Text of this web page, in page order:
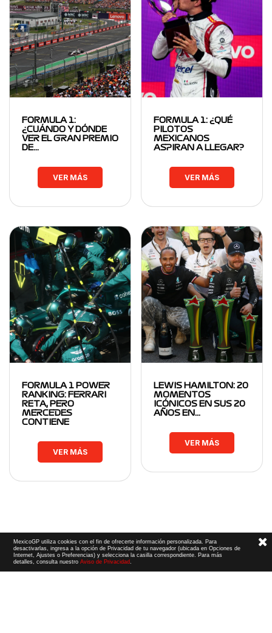
FORMULA 1:
¿CUÁNDO Y DÓNDE
VER EL GRAN PREMIO
DE…
VER MÁS
FORMULA 1: ¿QUÉ
PILOTOS
MEXICANOS
ASPIRAN A LLEGAR?
VER MÁS
FORMULA 1 POWER
RANKING: FERRARI
RETA, PERO
MERCEDES
CONTIENE
VER MÁS
LEWIS HAMILTON: 20
MOMENTOS
ICÓNICOS EN SUS 20
AÑOS EN…
VER MÁS
MexicoGP utiliza cookies con el fin de ofrecerte información personalizada. Para
desactivarlas, ingresa a la opción de Privacidad de tu navegador (ubicada en Opciones de
Internet, Ajustes o Preferencias) y selecciona la casilla correspondiente. Para más
detalles, consulta nuestroAviso de Privacidad.